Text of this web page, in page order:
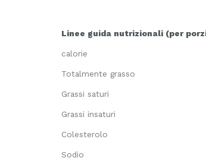
Linee guida nutrizionali (per
calorie
Totalmente grasso
Grassi saturi
Grassi insaturi
Colesterolo
Sodio